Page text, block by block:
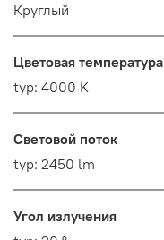
Круглый
Цветовая температура
typ: 4000 K
Световой поток
typ: 2450 lm
Угол излучения